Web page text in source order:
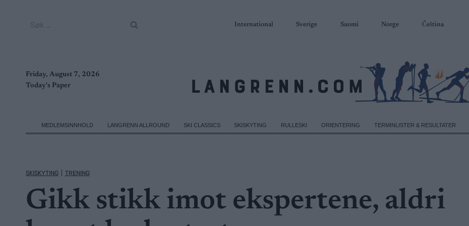
International Sverige Suomi Norge Čeština
Friday, August 7, 2026
Today's Paper
MEDLEMSINNHOLD LANGRENN ALLROUND SKI CLASSICS SKISKYTING RULLESKI ORIENTERING TERMINLISTER & RESULTATER
SKISKYTING TRENING
Gikk stikk imot ekspertene, aldri